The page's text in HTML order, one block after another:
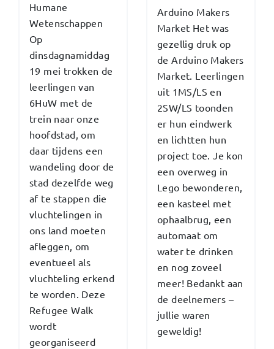
Humane
Wetenschappen
Op
dinsdagnamiddag
19 mei trokken de
leerlingen van
6HuW met de
trein naar onze
hoofdstad, om
daar tijdens een
wandeling door de
stad dezelfde weg
af te stappen die
vluchtelingen in
ons land moeten
afleggen, om
eventueel als
vluchteling erkend
te worden. Deze
Refugee Walk
wordt
georganiseerd
Arduino Makers
Market Het was
gezellig druk op
de Arduino Makers
Market. Leerlingen
uit 1MS/LS en
2SW/LS toonden
er hun eindwerk
en lichtten hun
project toe. Je kon
een overweg in
Lego bewonderen,
een kasteel met
ophaalbrug, een
automaat om
water te drinken
en nog zoveel
meer! Bedankt aan
de deelnemers –
jullie waren
geweldig!